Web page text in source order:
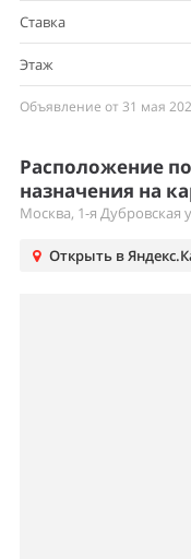
Ставка
Этаж
Объявление от 31 мая
Расположение
назначения на
Москва, 1-я Дубровская
Открыть в